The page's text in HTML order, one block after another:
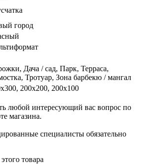
город
Дача / сад, Парк, Терраса,
Тротуар, Зона барбекю / мангал
200х200, 200х100
любой интересующий вас вопрос по
магазина.
специалисты обязательно
товара